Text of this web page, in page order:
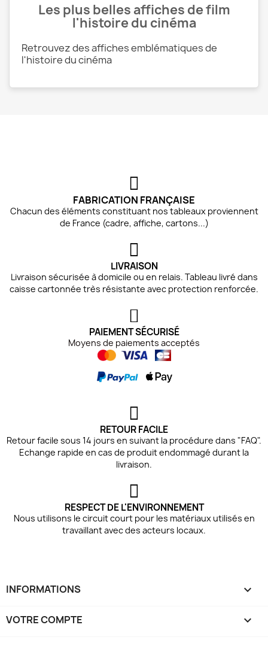
Les plus belles affiches de film
l'histoire du cinéma
Retrouvez des affiches emblématiques de
l'histoire du cinéma
FABRICATION FRANÇAISE
Chacun des éléments constituant nos tableaux proviennent
de France (cadre, affiche, cartons...)
LIVRAISON
Livraison sécurisée à domicile ou en relais. Tableau livré dans
caisse cartonnée très résistante avec protection renforcée.
PAIEMENT SÉCURISÉ
Moyens de paiements acceptés
RETOUR FACILE
Retour facile sous 14 jours en suivant la procédure dans "FAQ".
Echange rapide en cas de produit endommagé durant la
livraison.
RESPECT DE L'ENVIRONNEMENT
Nous utilisons le circuit court pour les matériaux utilisés en
travaillant avec des acteurs locaux.
INFORMATIONS 
VOTRE COMPTE 